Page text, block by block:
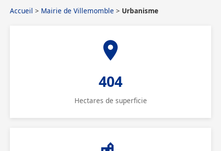
Accueil > Mairie de Villemomble > Urbanisme
404
Hectares de superficie